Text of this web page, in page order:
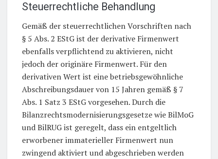
Steuerrechtliche Behandlung
Gemäß der steuerrechtlichen Vorschriften nach
§ 5 Abs. 2 EStG ist der derivative Firmenwert
ebenfalls verpflichtend zu aktivieren, nicht
jedoch der originäre Firmenwert. Für den
derivativen Wert ist eine betriebsgewöhnliche
Abschreibungsdauer von 15 Jahren gemäß § 7
Abs. 1 Satz 3 EStG vorgesehen. Durch die
Bilanzrechtsmodernisierungsgesetze wie BilMoG
und BilRUG ist geregelt, dass ein entgeltlich
erworbener immaterieller Firmenwert nun
zwingend aktiviert und abgeschrieben werden